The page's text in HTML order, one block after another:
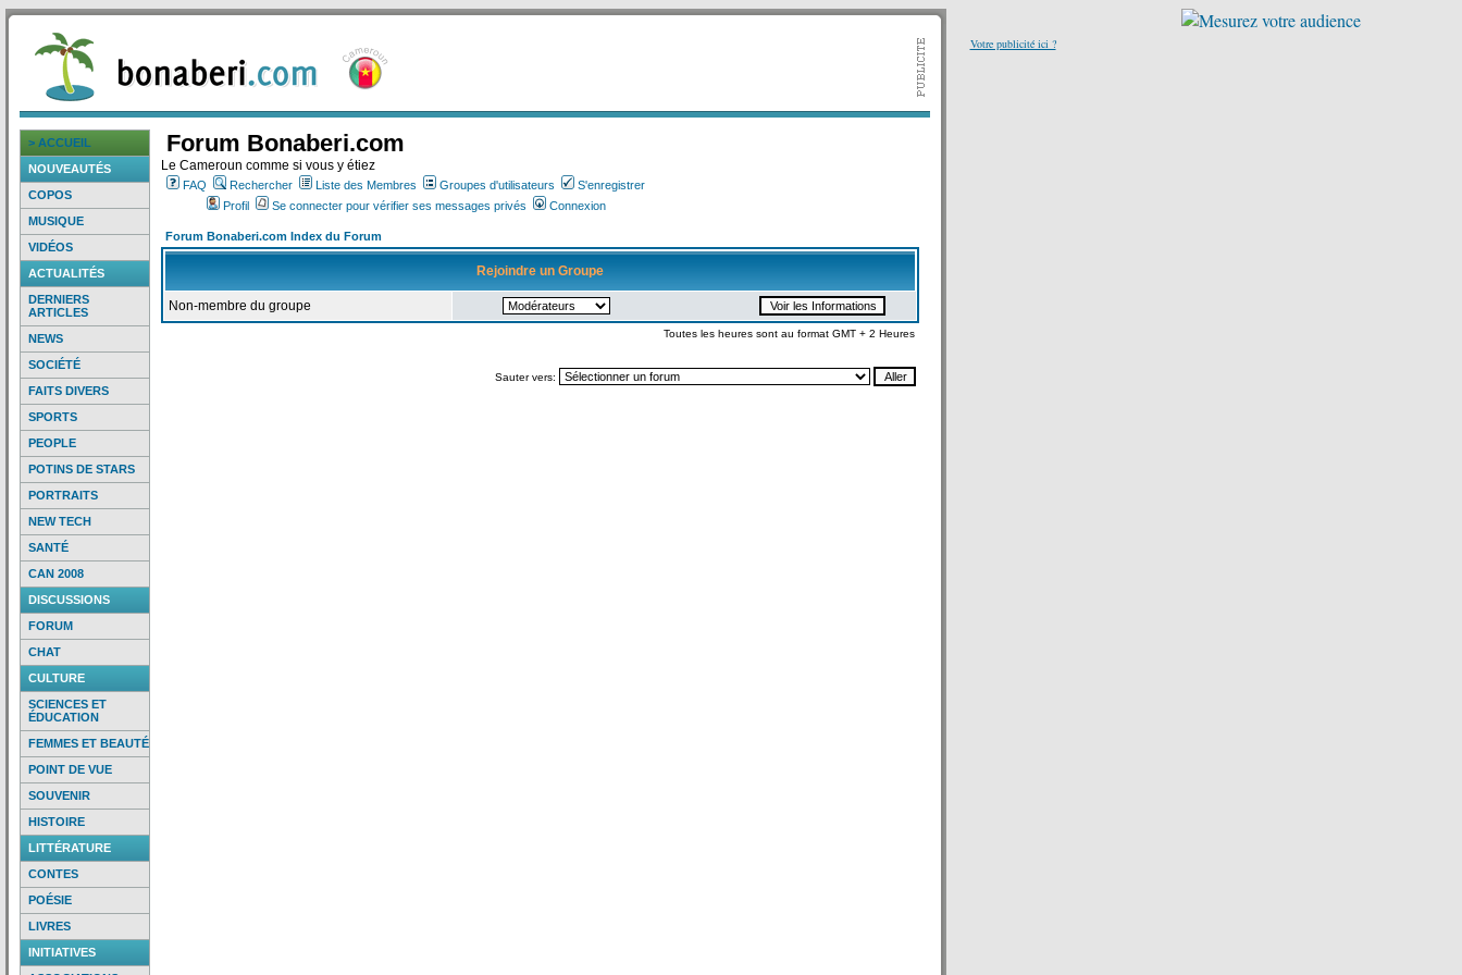
> ACCUEIL
NOUVEAUTÉS
COPOS
MUSIQUE
VIDÉOS
ACTUALITÉS
DERNIERS
ARTICLES
NEWS
SOCIÉTÉ
FAITS DIVERS
SPORTS
PEOPLE
POTINS DE STARS
PORTRAITS
NEW TECH
SANTÉ
CAN 2008
DISCUSSIONS
FORUM
CHAT
CULTURE
SCIENCES ET
ÉDUCATION
FEMMES ET BEAUTÉ
POINT DE VUE
SOUVENIR
HISTOIRE
LITTÉRATURE
CONTES
POÉSIE
LIVRES
INITIATIVES
Forum Bonaberi.com
Le Cameroun comme si vous y étiez
FAQ Rechercher Liste des Membres Groupes d'utilisateurs
S'enregistrer
Profil
Se connecter pour vérifier ses messages privés Connexion
Forum Bonaberi.com Index du Forum
Rejoindre un Groupe
Non-membre du groupe
Toutes les heures sont au format GMT + 2 Heures
Sauter vers:
Votre publicité ici ?